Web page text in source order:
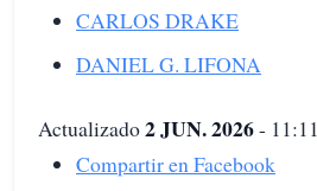
CARLOS DRAKE
DANIEL G. LIFONA
Actualizado2 JUN. 2026- 11:11
Compartir en Facebook